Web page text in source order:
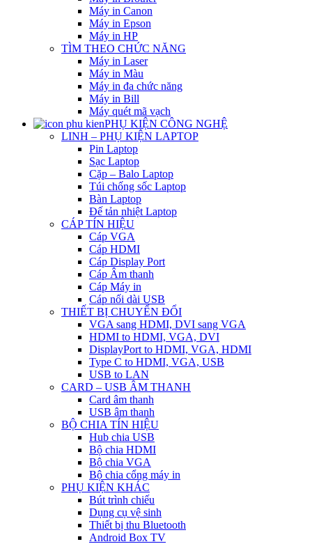
Máy in Canon
Máy in Epson
Máy in HP
TÌM THEO CHỨC NĂNG
Máy in Laser
Máy in Màu
Máy in đa chức năng
Máy in Bill
Máy quét mã vạch
PHỤ KIỆN CÔNG NGHỆ
LINH – PHỤ KIỆN LAPTOP
Pin Laptop
Sạc Laptop
Cặp – Balo Laptop
Túi chống sốc Laptop
Bàn Laptop
Đế tản nhiệt Laptop
CÁP TÍN HIỆU
Cáp VGA
Cáp HDMI
Cáp Display Port
Cáp Âm thanh
Cáp Máy in
Cáp nối dài USB
THIẾT BỊ CHUYỂN ĐỔI
VGA sang HDMI, DVI sang VGA
HDMI to HDMI, VGA, DVI
DisplayPort to HDMI, VGA, HDMI
Type C to HDMI, VGA, USB
USB to LAN
CARD – USB ÂM THANH
Card âm thanh
USB âm thanh
BỘ CHIA TÍN HIỆU
Hub chia USB
Bộ chia HDMI
Bộ chia VGA
Bộ chia cổng máy in
PHỤ KIỆN KHÁC
Bút trình chiếu
Dụng cụ vệ sinh
Thiết bị thu Bluetooth
Android Box TV